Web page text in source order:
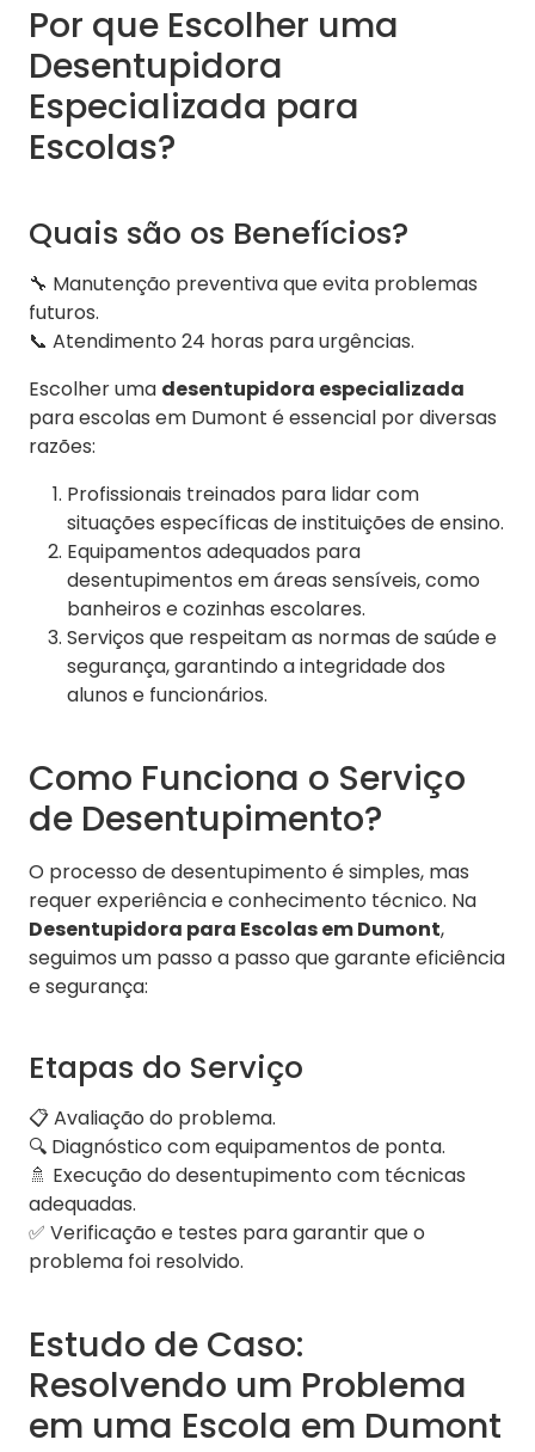
Por que Escolher uma
Desentupidora
Especializada para
Escolas?
Quais são os Benefícios?
🔧 Manutenção preventiva que evita problemas
futuros.
📞 Atendimento 24 horas para urgências.
Escolher uma desentupidora especializada
para escolas em Dumont é essencial por diversas
razões:
Profissionais treinados para lidar com
situações específicas de instituições de ensino.
Equipamentos adequados para
desentupimentos em áreas sensíveis, como
banheiros e cozinhas escolares.
Serviços que respeitam as normas de saúde e
segurança, garantindo a integridade dos
alunos e funcionários.
Como Funciona o Serviço
de Desentupimento?
O processo de desentupimento é simples, mas
requer experiência e conhecimento técnico. Na
Desentupidora para Escolas em Dumont,
seguimos um passo a passo que garante eficiência
e segurança:
Etapas do Serviço
📋 Avaliação do problema.
🔍 Diagnóstico com equipamentos de ponta.
🚿 Execução do desentupimento com técnicas
adequadas.
✅ Verificação e testes para garantir que o
problema foi resolvido.
Estudo de Caso:
Resolvendo um Problema
em uma Escola em Dumont